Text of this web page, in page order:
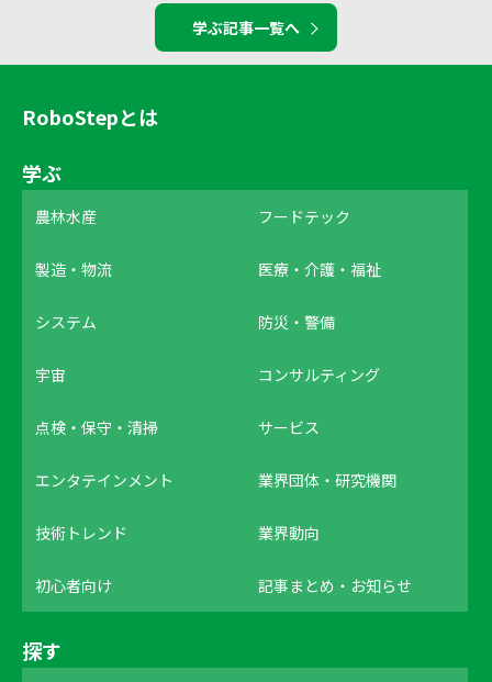
学ぶ記事一覧へ
RoboStepとは
学ぶ
農林水産 フードテック
製造・物流 医療・介護・福祉
システム 防災・警備
宇宙 コンサルティング
点検・保守・清掃 サービス
エンタテインメント 業界団体・研究機関
技術トレンド 業界動向
初心者向け 記事まとめ・お知らせ
探す